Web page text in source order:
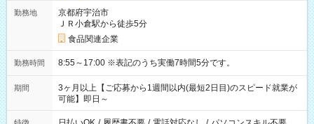
勤務地
京都府宇治市
ＪＲ小倉駅から徒歩5分
食品関連企業
勤務時間 8:55～17:00 ※表記のうち実働7時間5分です。
期間
3ヶ月以上【ご応募から1週間以内(最短2日目)のスピード就業が
可能】即日～